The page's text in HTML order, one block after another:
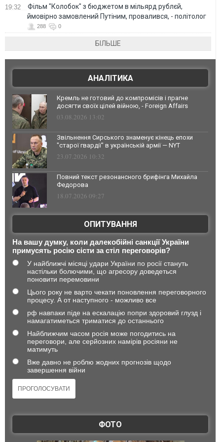
19:32
Фільм "Колобок" з бюджетом в мільярд рублєй,
ймовірно замовлений Путіним, провалився, - політолог
288 0
БІЛЬШЕ
АНАЛІТИКА
Кремль не готовий до компромісів і прагне
досягти своїх цілей війною, - Foreign Affairs
03.08.2026 13:02
Звільнення Сирського знаменує кінець епохи
"старої гвардії" в українській армії — NYT
23.07.2026 10:32
Повний текст резонансного брифінга Михайла
Федорова
18.07.2026 09:27
ОПИТУВАННЯ
На вашу думку, коли далекобійні санкції України
примусять росію сісти за стіл переговорів?
У найближчі місяці удари України по росії стануть
настільки болючими, що агресору доведеться
поновити перемовини
Цього року не варто чекати поновлення переговорного
процесу. А от наступного - можливо все
рф навпаки піде на ескалацію попри здоровий глузд і
намагатиметься триматися до останнього
Найближчим часом росія може погодитись на
переговори, але серйозних намірів росіяни не
матимуть
Вже давно не роблю жодних прогнозів щодо
завершення війни
ФОТО